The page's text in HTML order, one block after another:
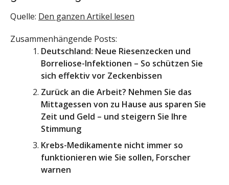
Quelle: Den ganzen Artikel lesen
Zusammenhängende Posts:
Deutschland: Neue Riesenzecken und
Borreliose-Infektionen – So schützen Sie
sich effektiv vor Zeckenbissen
Zurück an die Arbeit? Nehmen Sie das
Mittagessen von zu Hause aus sparen Sie
Zeit und Geld – und steigern Sie Ihre
Stimmung
Krebs-Medikamente nicht immer so
funktionieren wie Sie sollen, Forscher
warnen